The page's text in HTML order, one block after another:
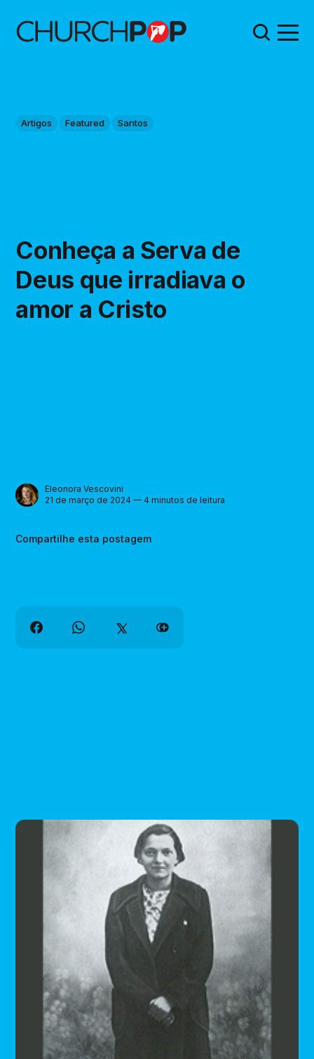
Artigos Featured Santos
Conheça a Serva de
Deus que irradiava o
amor a Cristo
Eleonora Vescovini
21 de março de 2024 — 4 minutos de leitura
Compartilhe esta postagem